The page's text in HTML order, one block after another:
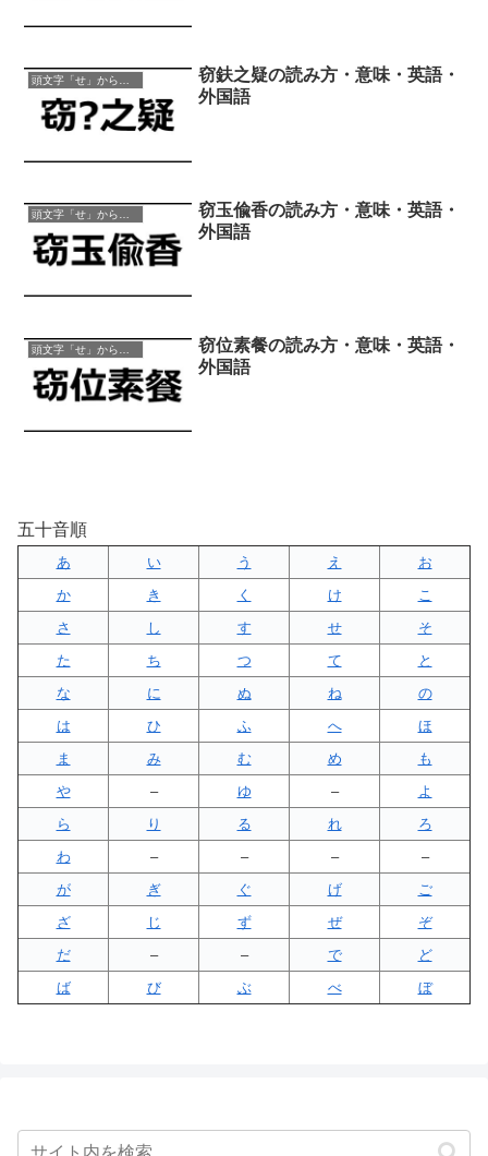
窃鈇之疑の読み方・意味・英語・
外国語
頭文字「せ」から始まる四字熟語
窃玉偸香の読み方・意味・英語・
外国語
窃位素餐の読み方・意味・英語・
外国語
五十音順
あ い う え
お
か
き く け
こ
さ
し す せ
そ
た
ち つ て
と
な
に ぬ ね
の
は
ひ ふ へ
ほ
ま
み む め
も
や
– ゆ –
よ
ら
り る れ
ろ
わ
– – –
–
が
ぎ ぐ げ
ご
ざ
じ ず ぜ
ぞ
だ
– – で
ど
ば
び ぶ べ ぼ